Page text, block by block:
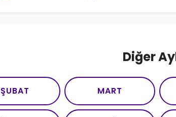
Diğer
ŞUBAT MART